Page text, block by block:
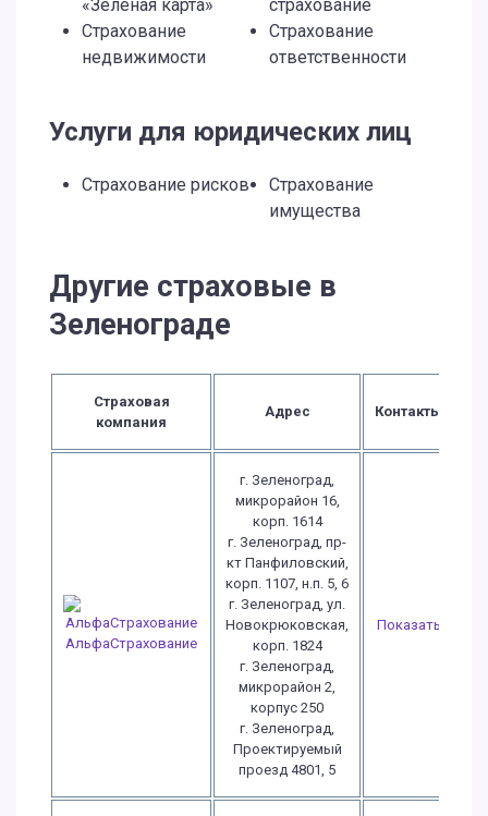
«Зеленая карта»
Страхование
недвижимости
страхование
Страхование
ответственности
Услуги для юридических лиц
Страхование рисков
Страхование
имущества
Другие страховые в
Зеленограде
Страховая
компания
Адрес Контакты
АльфаСтрахование
г. Зеленоград,
микрорайон 16,
корп. 1614
г. Зеленоград, пр-
кт Панфиловский,
корп. 1107, н.п. 5, 6
г. Зеленоград, ул.
Новокрюковская,
корп. 1824
г. Зеленоград,
микрорайон 2,
корпус 250
г. Зеленоград,
Проектируемый
проезд 4801, 5
Показать